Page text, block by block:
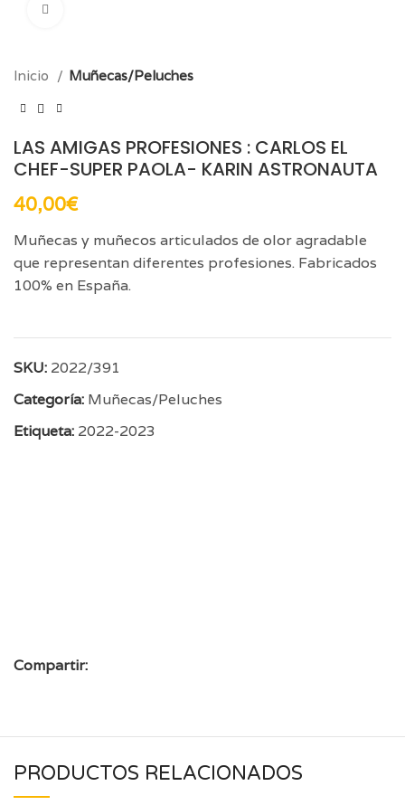
Inicio Muñecas/Peluches
LAS AMIGAS PROFESIONES : CARLOS EL
CHEF-SUPER PAOLA- KARIN ASTRONAUTA
40,00€
Muñecas y muñecos articulados de olor agradable
que representan diferentes profesiones. Fabricados
100% en España.
SKU: 2022/391
Categoría: Muñecas/Peluches
Etiqueta: 2022-2023
Compartir:
PRODUCTOS RELACIONADOS